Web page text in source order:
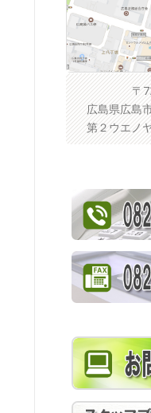
〒
広島県広島
第２ウエノ